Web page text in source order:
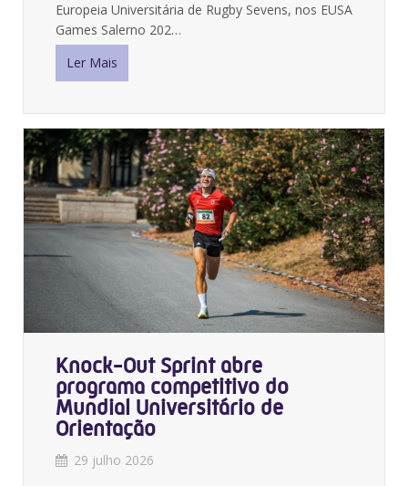
Europeia Universitária de Rugby Sevens, nos EUSA
Games Salerno 202…
Ler Mais
Knock-Out Sprint abre
programa competitivo do
Mundial Universitário de
Orientação
29 julho 2026